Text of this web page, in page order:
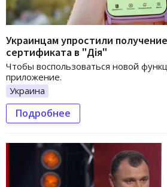
Украинцам упростили получение
сертификата в "Дiя"
Чтобы воспользоваться новой
приложение.
Украина
Подробнее